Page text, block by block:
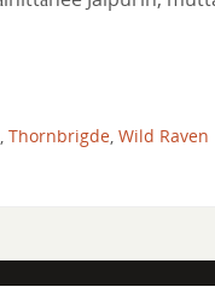
Thornbrigde Wild Raven